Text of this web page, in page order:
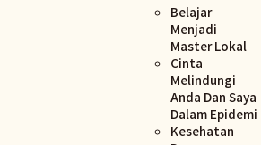
Belajar
Menjadi
Master Lokal
Cinta
Melindungi
Anda Dan Saya
Dalam Epidemi
Kesehatan